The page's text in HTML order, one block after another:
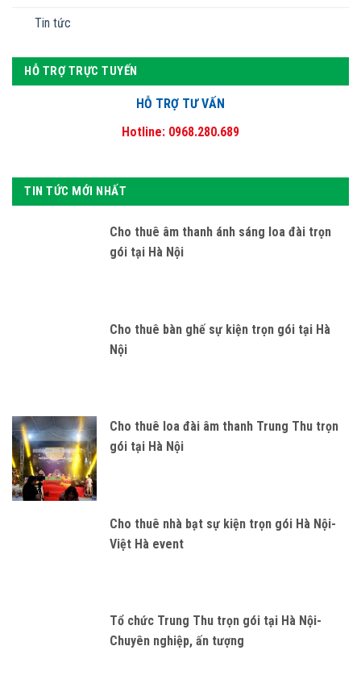
Tin tức
HỖ TRỢ TRỰC TUYẾN
HỖ TRỢ TƯ VẤN
Hotline: 0968.280.689
TIN TỨC MỚI NHẤT
Cho thuê âm thanh ánh sáng loa đài trọn
gói tại Hà Nội
Cho thuê bàn ghế sự kiện trọn gói tại Hà
Nội
Cho thuê loa đài âm thanh Trung Thu trọn
gói tại Hà Nội
Cho thuê nhà bạt sự kiện trọn gói Hà Nội-
Việt Hà event
Tổ chức Trung Thu trọn gói tại Hà Nội-
Chuyên nghiệp, ấn tượng